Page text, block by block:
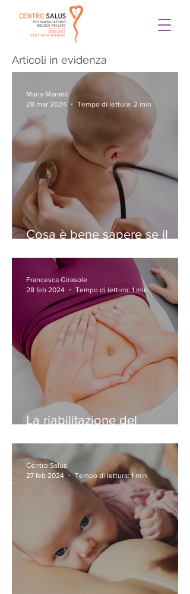
Articoli in evidenza
Cosa è bene sapere se il
bronchiolite
Maria Maranò
28 mar 2024
Tempo di lettura: 2 min
La riabilitazione del
Francesca Girasole
28 feb 2024
Tempo di lettura: 1 min
Centro Salus
27 feb 2024
Tempo di lettura: 1 min